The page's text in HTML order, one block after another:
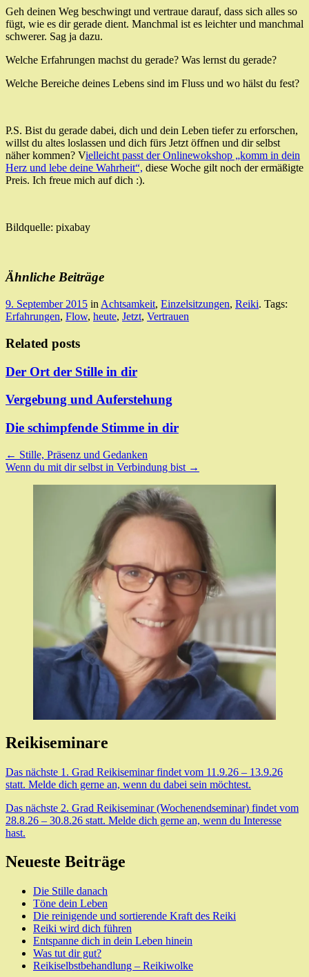
Geh deinen Weg beschwingt und vertraue darauf, dass sich alles so
fügt, wie es dir gerade dient. Manchmal ist es leichter und manchmal
schwerer. Sag ja dazu.
Welche Erfahrungen machst du gerade? Was lernst du gerade?
Welche Bereiche deines Lebens sind im Fluss und wo hälst du fest?
P.S. Bist du gerade dabei, dich und dein Leben tiefer zu erforschen,
willst du altes loslassen und dich fürs Jetzt öffnen und dir selbst
näher kommen? Vielleicht passt der Onlinewokshop „komm in dein
Herz und lebe deine Wahrheit“, diese Woche gilt noch der ermäßigte
Preis. Ich freue mich auf dich :).
Bildquelle: pixabay
Ähnliche Beiträge
9. September 2015 in Achtsamkeit, Einzelsitzungen, Reiki. Tags:
Erfahrungen, Flow, heute, Jetzt, Vertrauen
Related posts
Der Ort der Stille in dir
Vergebung und Auferstehung
Die schimpfende Stimme in dir
Post
navigation
← Stille, Präsenz und Gedanken
Wenn du mit dir selbst in Verbindung bist →
Reikiseminare
Das nächste 1. Grad Reikiseminar findet vom 11.9.26 – 13.9.26
statt. Melde dich gerne an, wenn du dabei sein möchtest.
Das nächste 2. Grad Reikiseminar (Wochenendseminar) findet vom
28.8.26 – 30.8.26 statt. Melde dich gerne an, wenn du Interesse
hast.
Neueste Beiträge
Die Stille danach
Töne dein Leben
Die reinigende und sortierende Kraft des Reiki
Reiki wird dich führen
Entspanne dich in dein Leben hinein
Was tut dir gut?
Reikiselbstbehandlung – Reikiwolke